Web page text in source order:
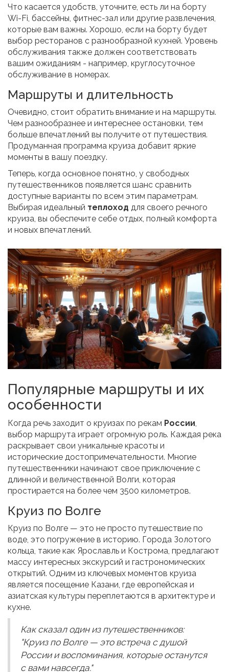
Что касается удобств, уточните, есть ли на борту
Wi-Fi, бассейны, фитнес-зал или другие развлечения,
которые вам важны. Хорошо, если на борту будет
выбор ресторанов с разнообразной кухней. Уровень
обслуживания также должен соответствовать
вашим ожиданиям - например, круглосуточное
обслуживание в номерах.
Маршруты и длительность
Очевидно, стоит обратить внимание и на маршруты.
Чем разнообразнее и интереснее остановки, тем
больше впечатлений вы получите от путешествия.
Продуманная программа круиза добавит яркие
моменты в вашу поездку.
Теперь, когда основное понятно, у свободных
путешественников появляется шанс сравнить
доступные варианты по всем этим параметрам.
Выбирая идеальный теплоход для своего речного
круиза, вы обеспечите себе отдых, полный комфорта
и новых впечатлений.
Популярные маршруты и их
особенности
Когда речь заходит о круизах по рекам России,
выбор маршрута играет огромную роль. Каждая река
раскрывает свои уникальные красоты и
исторические достопримечательности. Многие
путешественники начинают свое приключение с
длинной и величественной Волги, которая
простирается на более чем 3500 километров.
Круиз по Волге
Круиз по Волге — это не просто путешествие по
воде, это погружение в историю. Города Золотого
кольца, такие как Ярославль и Кострома, предлагают
массу интересных экскурсий и гастрономических
открытий. Одним из ключевых моментов круиза
является посещение Казани, где европейская и
азиатская культуры переплетаются в архитектуре и
кухне.
Как сказал один из путешественников:
"Круиз по Волге — это встреча с душой
России и воспоминания, которые останутся
с вами навсегда."